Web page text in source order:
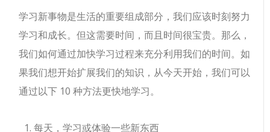
学习新事物是生活的重要组成部分，我们应该时刻努力
学习和成长。但这需要时间，而且时间很宝贵。那么，
我们如何通过加快学习过程来充分利用我们的时间。如
果我们想开始扩展我们的知识，从今天开始，我们可以
通过以下 10 种方法更快地学习。
每天，学习或体验一些新东西